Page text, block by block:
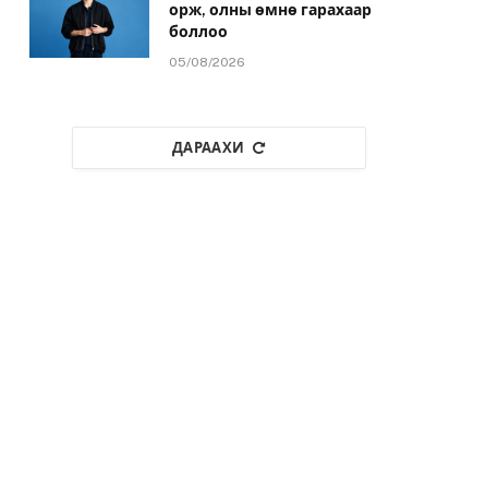
орж, олны өмнө гарахаар
боллоо
05/08/2026
ДАРААХИ